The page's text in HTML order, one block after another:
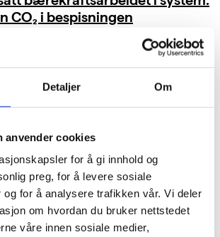
Detaljer Om
anvender cookies
for å gi innhold og
preg, for å levere sosiale
og for å analysere trafikken vår. Vi deler
om hvordan du bruker nettstedet
våre innen sosiale medier,
CO₂ i bespisningen